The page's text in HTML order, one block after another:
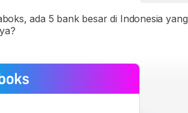
ada 5 bank besar di Indonesia yang